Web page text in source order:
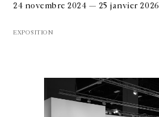
24 novembre 2024 — 25 janvier 2026
EXPOSITION